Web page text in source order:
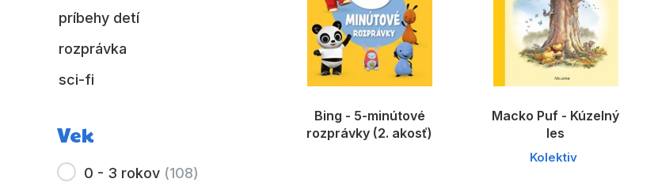
príbehy detí
rozprávka
sci-fi
Vek
0 - 3 rokov (108)
Bing - 5-minútové
rozprávky (2. akosť)
Macko Puf - Kúzelný
les
Kolektiv